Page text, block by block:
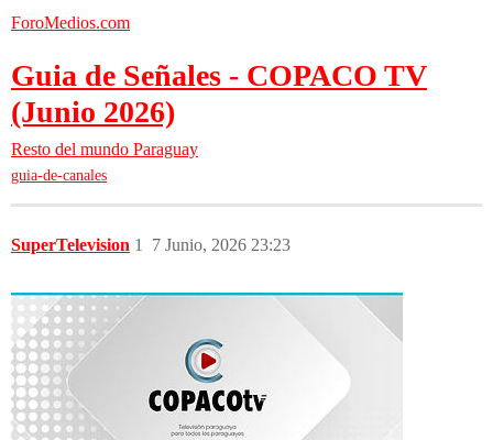
ForoMedios.com
Guia de Señales - COPACO TV
(Junio 2026)
Resto del mundo Paraguay
guia-de-canales
SuperTelevision 7 Junio, 2026 23:23
1